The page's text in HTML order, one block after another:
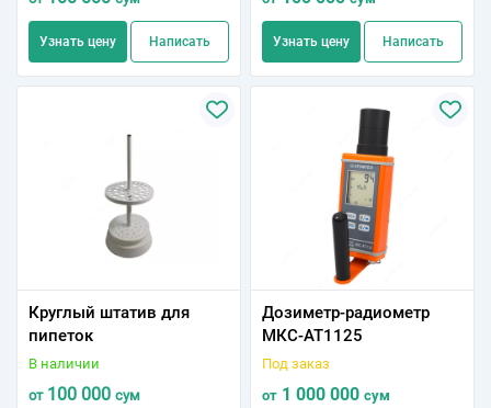
Узнать цену Написать Узнать цену Написать
Круглый штатив для
пипеток
В наличии
от100 000 сум
Дозиметр-радиометр
МКС-АТ1125
Под заказ
от 1 000 000 сум